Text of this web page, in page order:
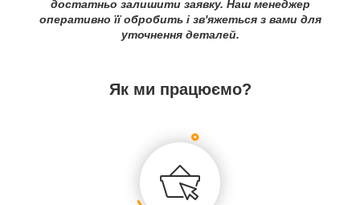
достатньо залишити заявку. Наш менеджер
оперативно її обробить і зв'яжеться з вами для
уточнення деталей.
Як ми працюємо?